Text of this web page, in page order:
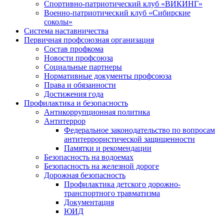
Спортивно-патриотический клуб «ВИКИНГ»
Военно-патриотический клуб «Сибирские
соколы»
Система наставничества
Первичная профсоюзная организация
Состав профкома
Новости профсоюза
Социальные партнеры
Нормативные документы профсоюза
Права и обязанности
Достижения года
Профилактика и безопасность
Антикоррупционная политика
Антитеррор
Федеральное законодательство по вопросам
антитеррористической защищенности
Памятки и рекомендации
Безопасность на водоемах
Безопасность на железной дороге
Дорожная безопасность
Профилактика детского дорожно-
транспортного травматизма
Документация
ЮИД